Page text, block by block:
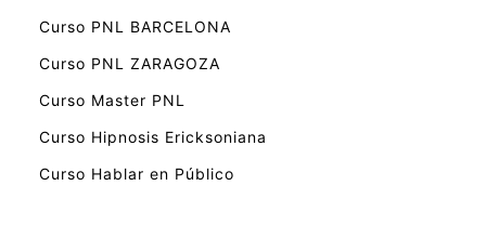
Curso PNL BARCELONA
Curso PNL ZARAGOZA
Curso Master PNL
Curso Hipnosis Ericksoniana
Curso Hablar en Público